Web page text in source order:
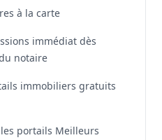
à la carte
immédiat dès
notaire
immobiliers gratuits
portails Meilleurs